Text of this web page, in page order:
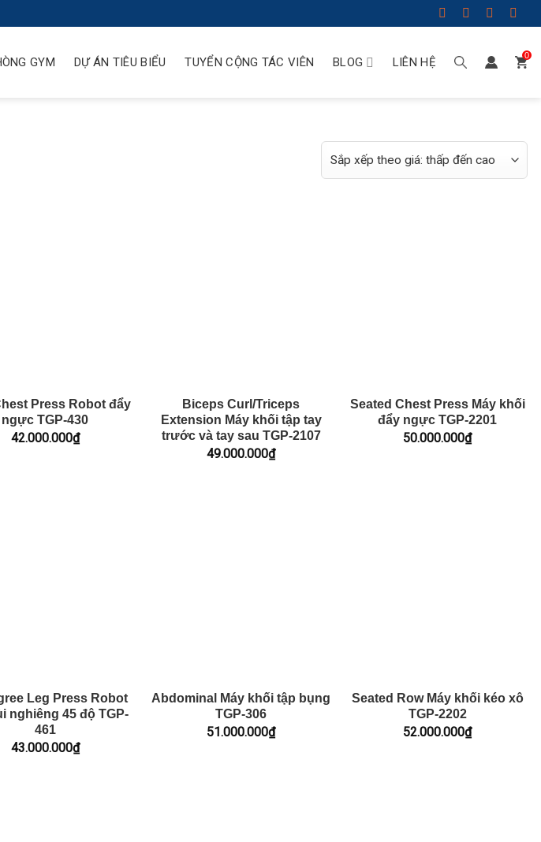
GYM DỰ ÁN TIÊU BIỂU TUYỂN CỘNG TÁC VIÊN BLOG LIÊN HỆ 0
Press Robot đẩy
ngực TGP-430
42.000.000₫
Biceps Curl/Triceps
Extension Máy khối tập tay
trước và tay sau TGP-2107
49.000.000₫
Seated Chest Press Máy khối
đẩy ngực TGP-2201
50.000.000₫
Leg Press Robot
nghiêng 45 độ TGP-
461
43.000.000₫
Abdominal Máy khối tập bụng
TGP-306
51.000.000₫
Seated Row Máy khối kéo xô
TGP-2202
52.000.000₫